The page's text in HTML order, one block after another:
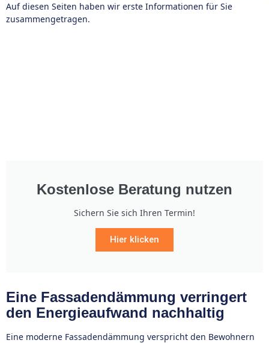
Auf diesen Seiten haben wir erste Informationen für Sie
zusammengetragen.
Kostenlose Beratung nutzen
Sichern Sie sich Ihren Termin!
Hier klicken
Eine Fassadendämmung verringert
den Energieaufwand nachhaltig
Eine moderne Fassadendämmung verspricht den Bewohnern